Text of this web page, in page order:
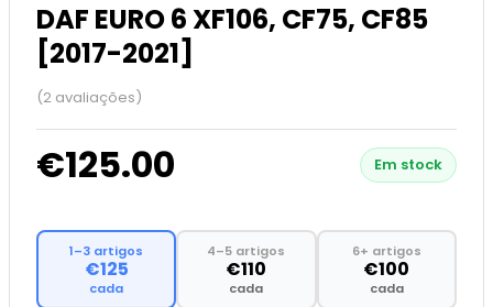
DAF EURO 6 XF106, CF75, CF85
[2017-2021]
(2 avaliações)
€125.00 Em stock
1–3 artigos
€125
cada
4–5 artigos
€110
cada
6+ artigos
€100
cada